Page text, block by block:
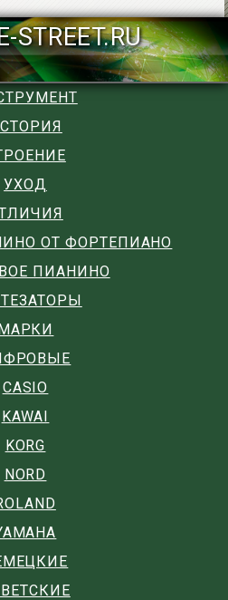
УХОД
ОТ ФОРТЕПИАНО
ПИАНИНО
CASIO
KAWAI
KORG
NORD